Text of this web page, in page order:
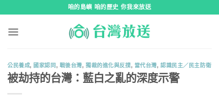
咱的島嶼 咱的歷史 你我來放送
公民養成, 國家認同, 戰後台灣,獨裁的進化與反撲, 當代台灣,認識民主／民主防衛
被劫持的台灣：藍白之亂的深度示警